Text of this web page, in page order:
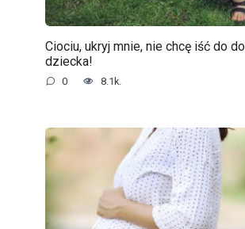
Ciociu, ukryj mnie, nie chcę iść do
dziecka!
0 8.1k.